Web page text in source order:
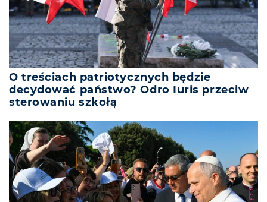
O treściach patriotycznych będzie
decydować państwo? Odro Iuris przeciw
sterowaniu szkołą